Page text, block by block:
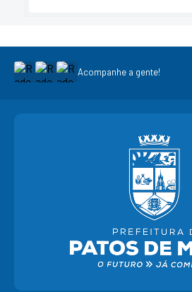
Acompanhe a gente!